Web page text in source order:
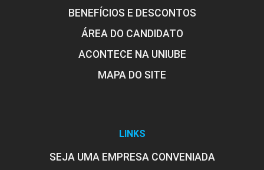
Liderança e Empowerment
BENEFÍCIOS E DESCONTOS
ÁREA DO CANDIDATO
ACONTECE NA UNIUBE
MAPA DO SITE
LINKS
SEJA UMA EMPRESA CONVENIADA